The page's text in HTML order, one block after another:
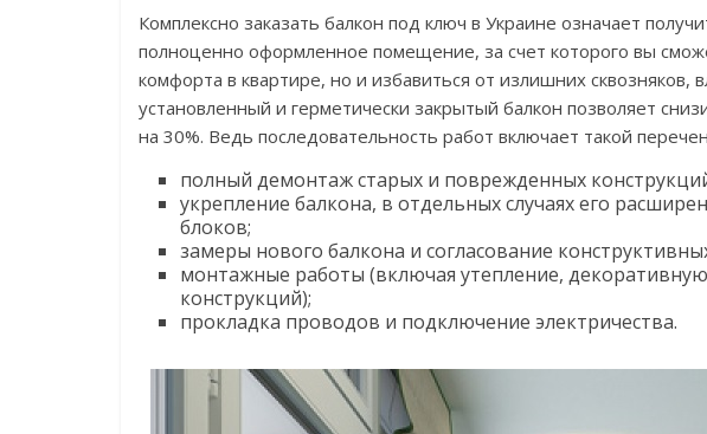
Комплексно заказать балкон под ключ в Украине означает
полноценно оформленное помещение, за счет которого вы
комфорта в квартире, но и избавиться от излишних сквозняков,
установленный и герметически закрытый балкон позволяет
на 30%. Ведь последовательность работ включает такой
полный демонтаж старых и поврежденных
укрепление балкона, в отдельных случаях его
блоков;
замеры нового балкона и согласование
монтажные работы (включая утепление,
конструкций);
прокладка проводов и подключение электричества.